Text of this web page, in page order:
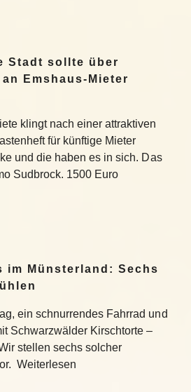
Stadt sollte über
Emshaus-Mieter
klingt nach einer attraktiven
für künftige Mieter
und die haben es in sich. Das
Sudbrock. 1500 Euro
im Münsterland: Sechs
ein schnurrendes Fahrrad und
Schwarzwälder Kirschtorte –
stellen sechs solcher
Weiterlesen